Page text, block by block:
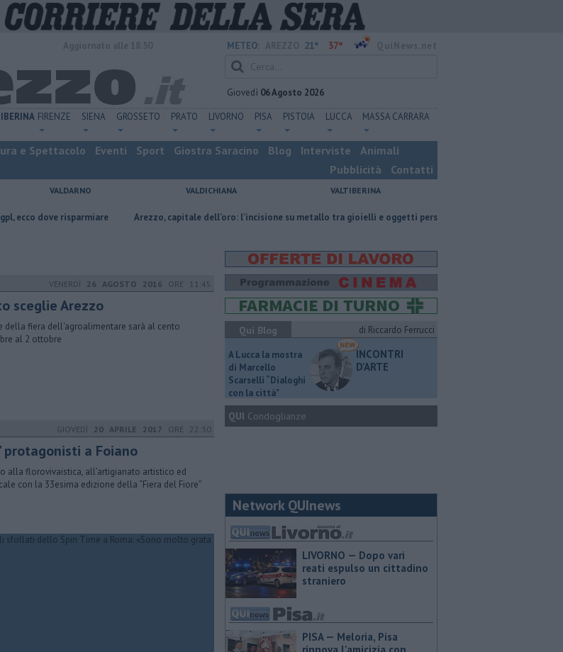
METEO: 21° 37°
Giovedì 06 Agosto 2026
FIRENZE SIENA GROSSETO PRATO LIVORNO PISA PISTOIA LUCCA MASSA CARRARA
e Spettacolo Eventi Sport Giostra Saracino Blog Interviste
Animali
Pubblicità
Contatti
VALDARNO VALDICHIANA VALTIBERINA
Arezzo, capitale dell’oro: l’incisione su metallo tra gioielli e oggetti personalizzati Nascosta in un bar per
VENERDÌ 26 AGOSTO 2016 ORE 11:45
sceglie Arezzo
della fiera dell'agroalimentare sarà al cento
al 2 ottobre
GIOVEDÌ 20 APRILE 2017 ORE 22:30
protagonisti a Foiano
alla florovivaistica, all’artigianato artistico ed
con la 33esima edizione della “Fiera del Fiore”
Qui Blog di Riccardo Ferrucci
A Lucca la mostra
di Marcello
Scarselli “Dialoghi
con la città"
INCONTRI
D'ARTE
QUI Condoglianze
Network QUInews
LIVORNO — Dopo vari
reati espulso un cittadino
straniero
PISA — Meloria, Pisa